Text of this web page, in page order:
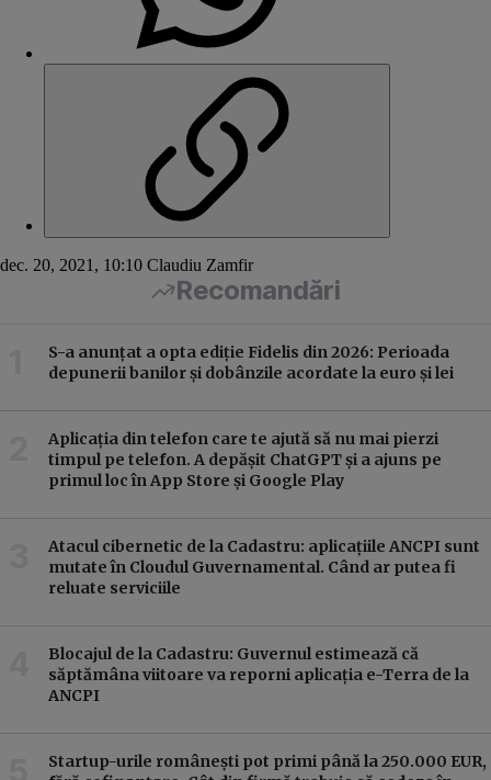
dec. 20, 2021, 10:10 Claudiu Zamfir
Recomandări
S-a anunțat a opta ediție Fidelis din 2026: Perioada
depunerii banilor și dobânzile acordate la euro și lei
Aplicația din telefon care te ajută să nu mai pierzi
timpul pe telefon. A depășit ChatGPT și a ajuns pe
primul loc în App Store și Google Play
Atacul cibernetic de la Cadastru: aplicațiile ANCPI sunt
mutate în Cloudul Guvernamental. Când ar putea fi
reluate serviciile
Blocajul de la Cadastru: Guvernul estimează că
săptămâna viitoare va reporni aplicația e-Terra de la
ANCPI
Startup-urile românești pot primi până la 250.000 EUR,